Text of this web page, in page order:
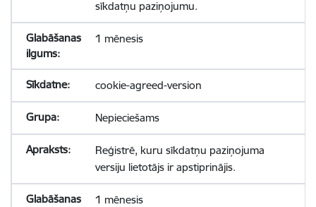
sīkdatņu paziņojumu.
1 mēnesis
cookie-agreed-version
Nepieciešams
Reģistrē, kuru sīkdatņu paziņojuma
versiju lietotājs ir apstiprinājis.
1 mēnesis